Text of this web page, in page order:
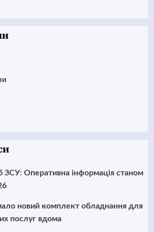
ЗСУ: Оперативна інформація станом
новий комплект обладнання для
послуг вдома